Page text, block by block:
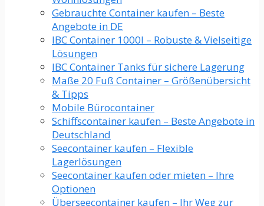
Gebrauchte Container kaufen – Beste
Angebote in DE
IBC Container 1000l – Robuste & Vielseitige
Lösungen
IBC Container Tanks für sichere Lagerung
Maße 20 Fuß Container – Größenübersicht
& Tipps
Mobile Bürocontainer
Schiffscontainer kaufen – Beste Angebote in
Deutschland
Seecontainer kaufen – Flexible
Lagerlösungen
Seecontainer kaufen oder mieten – Ihre
Optionen
Überseecontainer kaufen – Ihr Weg zur